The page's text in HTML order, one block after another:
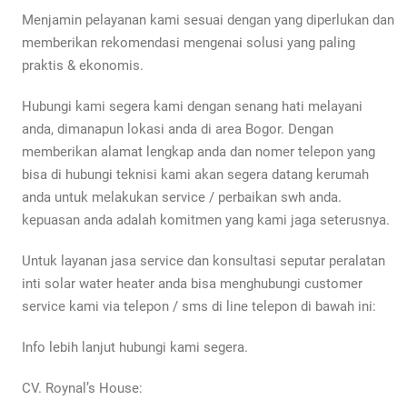
Menjamin pelayanan kami sesuai dengan yang diperlukan dan
memberikan rekomendasi mengenai solusi yang paling
praktis & ekonomis.
Hubungi kami segera kami dengan senang hati melayani
anda, dimanapun lokasi anda di area Bogor. Dengan
memberikan alamat lengkap anda dan nomer telepon yang
bisa di hubungi teknisi kami akan segera datang kerumah
anda untuk melakukan service / perbaikan swh anda.
kepuasan anda adalah komitmen yang kami jaga seterusnya.
Untuk layanan jasa service dan konsultasi seputar peralatan
inti solar water heater anda bisa menghubungi customer
service kami via telepon / sms di line telepon di bawah ini:
Info lebih lanjut hubungi kami segera.
CV. Roynal’s House: